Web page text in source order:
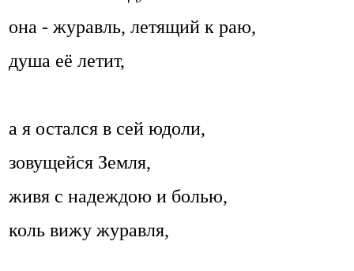
она - журавль, летящий к раю,
душа её летит,
а я остался в сей юдоли,
зовущейся Земля,
живя с надеждою и болью,
коль вижу журавля,